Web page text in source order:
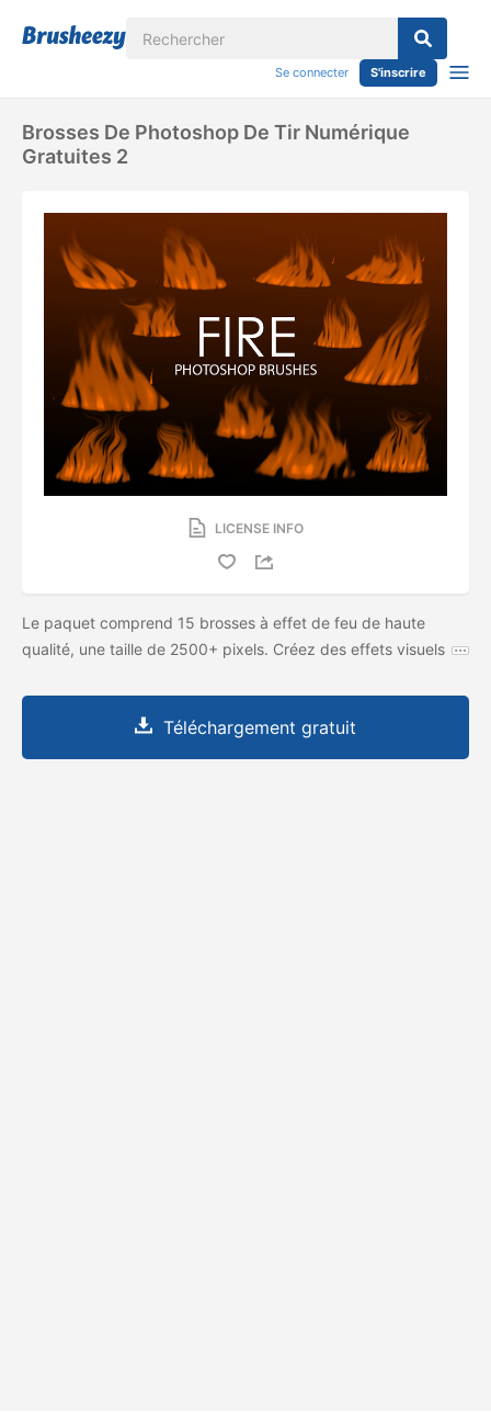
Se connecter S'inscrire
Brosses De Photoshop De Tir Numérique
Gratuites 2
LICENSE INFO
Le paquet comprend 15 brosses à effet de feu de haute
qualité, une taille de 2500+ pixels. Créez des effets visuels
Téléchargement gratuit